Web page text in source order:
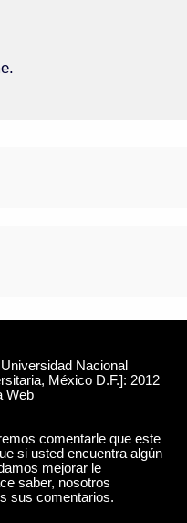
Nacional
México D.F.]: 2012
Web
comentarle que este
si usted encuentra algún
mejorar le
saber, nosotros
sus comentarios.